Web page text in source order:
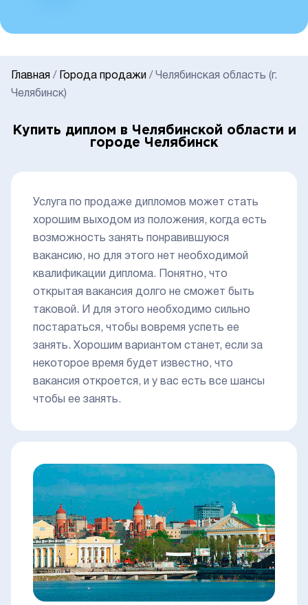
Главная / Города продажи / Челябинская область (г.
Челябинск)
Купить диплом в Челябинской области и
городе Челябинск
Услуга по продаже дипломов может стать
хорошим выходом из положения, когда есть
возможность занять понравившуюся
вакансию, но для этого нет необходимой
квалификации диплома. Понятно, что
открытая вакансия долго не сможет быть
таковой. И для этого необходимо сильно
постараться, чтобы вовремя успеть ее
занять. Хорошим вариантом станет, если за
некоторое время будет известно, что
вакансия откроется, и у вас есть все шансы
чтобы ее занять.